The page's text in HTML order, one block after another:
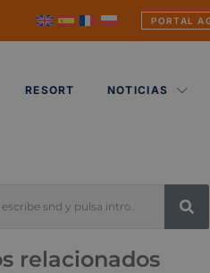
PORTAL
RESORT NOTICIAS
relacionados